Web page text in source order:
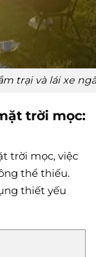
trại và lái xe
trời mọc:
trời mọc, việc
thể thiếu.
thiết yếu